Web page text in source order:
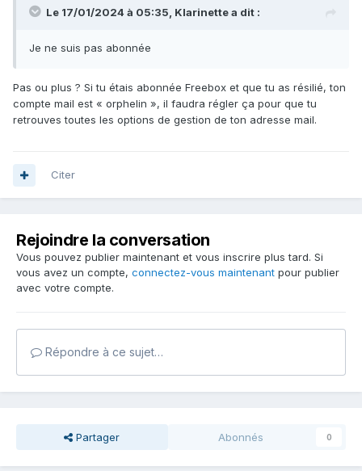
Le 17/01/2024 à 05:35, Klarinettea dit :
Je ne suis pas abonnée
Pas ou plus ? Si tu étais abonnée Freebox et que tu as résilié, ton
compte mail est « orphelin », il faudra régler ça pour que tu
retrouves toutes les options de gestion de ton adresse mail.
Citer
Rejoindre la conversation
Vous pouvez publier maintenant et vous inscrire plus tard. Si
vous avez un compte, connectez-vous maintenant pour publier
avec votre compte.
Répondre à ce sujet…
Partager Abonnés 0